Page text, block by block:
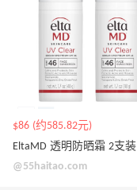
$86 (约585.82元)
EltaMD 透明防晒霜 2支装
@55haitao.com